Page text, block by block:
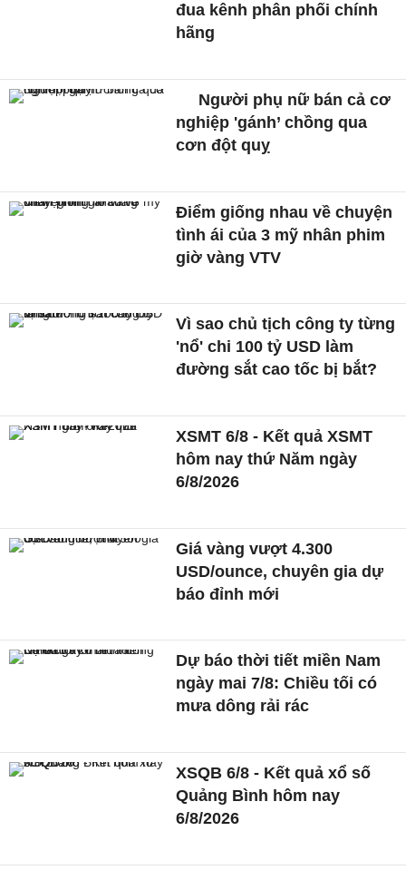
đua kênh phân phối chính
hãng
Người phụ nữ bán cả cơ
nghiệp 'gánh’ chồng qua
cơn đột quỵ
Điểm giống nhau về chuyện
tình ái của 3 mỹ nhân phim
giờ vàng VTV
Vì sao chủ tịch công ty từng
'nổ' chi 100 tỷ USD làm
đường sắt cao tốc bị bắt?
XSMT 6/8 - Kết quả XSMT
hôm nay thứ Năm ngày
6/8/2026
Giá vàng vượt 4.300
USD/ounce, chuyên gia dự
báo đỉnh mới
Dự báo thời tiết miền Nam
ngày mai 7/8: Chiều tối có
mưa dông rải rác
XSQB 6/8 - Kết quả xổ số
Quảng Bình hôm nay
6/8/2026